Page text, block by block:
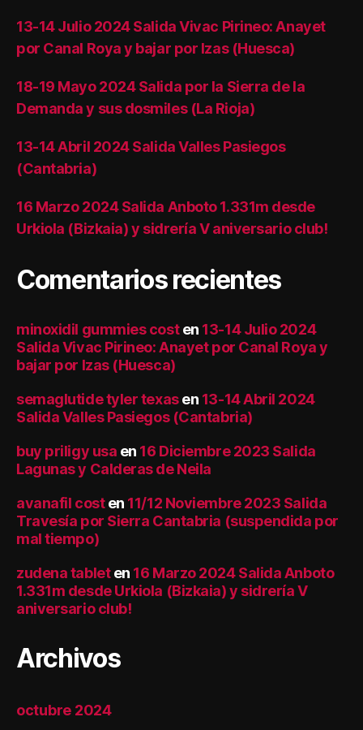
13-14 Julio 2024 Salida Vivac Pirineo: Anayet
por Canal Roya y bajar por Izas (Huesca)
18-19 Mayo 2024 Salida por la Sierra de la
Demanda y sus dosmiles (La Rioja)
13-14 Abril 2024 Salida Valles Pasiegos
(Cantabria)
16 Marzo 2024 Salida Anboto 1.331m desde
Urkiola (Bizkaia) y sidrería V aniversario club!
Comentarios recientes
minoxidil gummies costen 13-14 Julio 2024
Salida Vivac Pirineo: Anayet por Canal Roya y
bajar por Izas (Huesca)
semaglutide tyler texasen 13-14 Abril 2024
Salida Valles Pasiegos (Cantabria)
buy priligy usa en 16 Diciembre 2023 Salida
Lagunas y Calderas de Neila
avanafil costen 11/12 Noviembre 2023 Salida
Travesía por Sierra Cantabria (suspendida por
mal tiempo)
zudena tableten 16 Marzo 2024 Salida Anboto
1.331m desde Urkiola (Bizkaia) y sidrería V
aniversario club!
Archivos
octubre 2024